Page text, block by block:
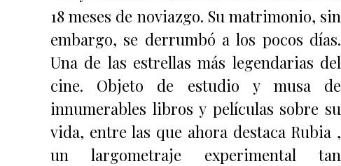
18 meses de noviazgo. Su matrimonio, sin
embargo, se derrumbó a los pocos días.
Una de las estrellas más legendarias del
cine. Objeto de estudio y musa de
innumerables libros y películas sobre su
vida, entre las que ahora destaca Rubia ,
un largometraje experimental tan